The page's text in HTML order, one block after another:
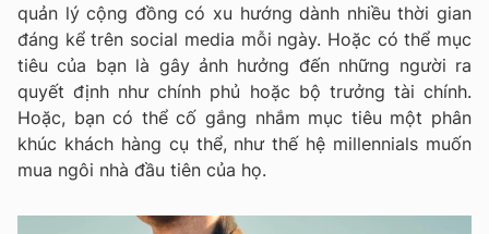
quản lý cộng đồng có xu hướng dành nhiều thời gian
đáng kể trên social media mỗi ngày. Hoặc có thể mục
tiêu của bạn là gây ảnh hưởng đến những người ra
quyết định như chính phủ hoặc bộ trưởng tài chính.
Hoặc, bạn có thể cố gắng nhắm mục tiêu một phân
khúc khách hàng cụ thể, như thế hệ millennials muốn
mua ngôi nhà đầu tiên của họ.